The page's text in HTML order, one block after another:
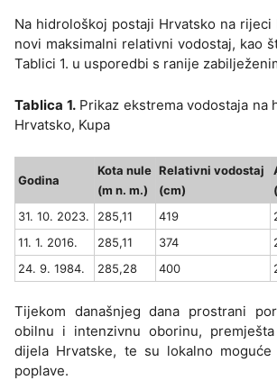
Na hidrološkoj postaji Hrvatsko na rijeci
novi maksimalni relativni vodostaj, kao
Tablici 1. u usporedbi s ranije
Tablica 1.Prikaz ekstrema vodostaja na
Hrvatsko, Kupa
Godina
Kota nule
(m n. m.)
Relativni vodostaj
(cm)
31. 10. 2023.
285,11 419
11. 1. 2016.
285,11 374
24. 9. 1984.
285,28 400
Tijekom današnjeg dana prostrani
obilnu i intenzivnu oborinu,
dijela Hrvatske, te su lokalno
poplave.